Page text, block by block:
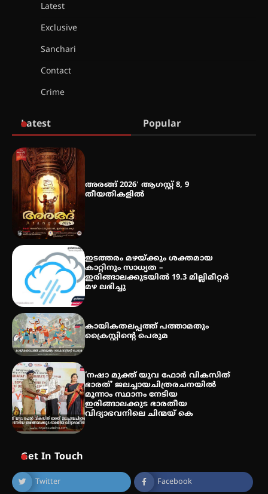
Latest
Exclusive
Sanchari
Contact
Crime
Latest Popular
അരങ്ങ് 2026′ ആഗസ്റ്റ് 8, 9
തീയതികളിൽ
ഇടത്തരം മഴയ്ക്കും ശക്തമായ
കാറ്റിനും സാധ്യത –
ഇരിങ്ങാലക്കുടയിൽ 19.3 മില്ലിമീറ്റർ
മഴ ലഭിച്ചു
കായികതലപ്പത്ത് പത്താമതും
ക്രൈസ്റ്റിന്റെ പെരുമ
‘നഷാ മുക്ത് യുവ ഫോർ വികസിത്
ഭാരത്’ ജലച്ചായചിത്രരചനയിൽ
മൂന്നാം സ്ഥാനം നേടിയ
ഇരിങ്ങാലക്കുട ഭാരതീയ
വിദ്യാഭവനിലെ ചിന്മയ് കെ
Get In Touch
Twitter Facebook